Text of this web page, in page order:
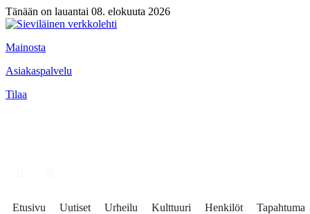
Tänään on lauantai 08. elokuuta 2026
Mainosta
Asiakaspalvelu
Tilaa
Etusivu Uutiset Urheilu Kulttuuri Henkilöt Tapahtumat